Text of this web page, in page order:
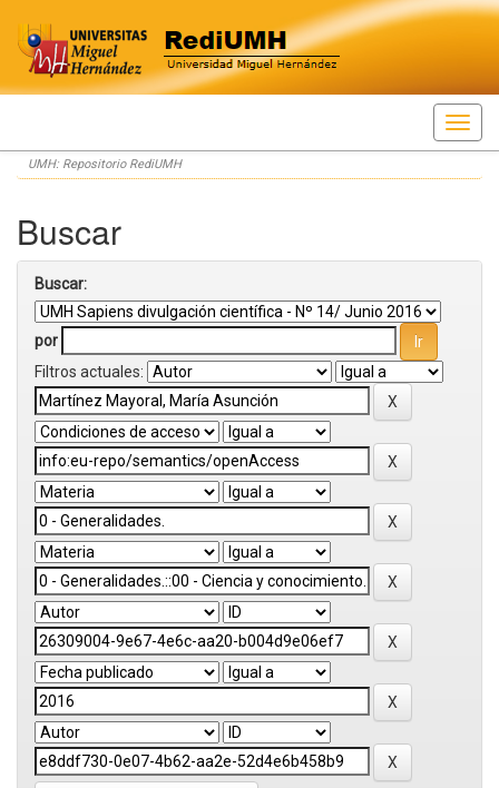
Skip
navigation
UMH: Repositorio RediUMH
Buscar
Buscar:
por
Filtros actuales: